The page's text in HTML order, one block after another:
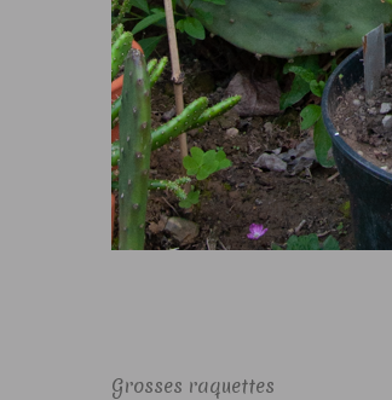
Grosses raquettes